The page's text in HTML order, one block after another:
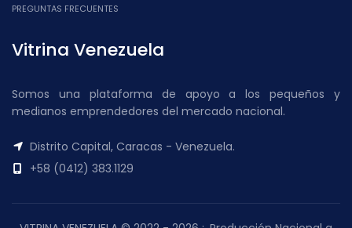
PREGUNTAS FRECUENTES
Vitrina Venezuela
Somos una plataforma de apoyo a los pequeños y
medianos emprendedores del mercado nacional.
Distrito Capital, Caracas - Venezuela.
+58 (0412) 383.1129